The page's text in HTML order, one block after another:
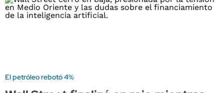
El petróleo rebotó 4%